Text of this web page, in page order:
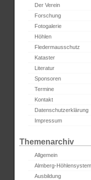
Der Verein
Forschung
Fotogalerie
Höhlen
Fledermausschutz
Kataster
Literatur
Sponsoren
Termine
Kontakt
Datenschutzerklärung
Impressum
Themenarchiv
Allgemein
Almberg-Höhlensystem
Ausbildung